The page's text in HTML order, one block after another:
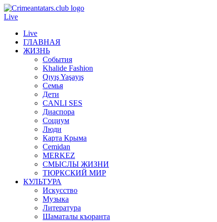
Live
Live
ГЛАВНАЯ
ЖИЗНЬ
События
Khalide Fashion
Qıyış Yaşayış
Семья
Дети
CANLI SES
Диаспора
Социум
Люди
Карта Крыма
Cemidan
МERKEZ
СМЫСЛЫ ЖИЗНИ
ТЮРКСКИЙ МИР
КУЛЬТУРА
Искусство
Музыка
Литература
Шаматалы къоранта